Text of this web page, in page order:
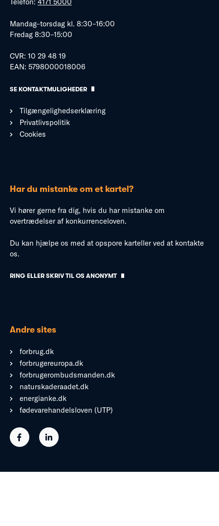
Mandag–torsdag kl. 8:30–16:00
Fredag 8:30–15:00
CVR: 10 29 48 19
EAN: 5798000018006
SE KONTAKTMULIGHEDER
Tilgængelighedserklæring
Privatlivspolitik
Cookies
Har du mistanke om et kartel?
Vi hører gerne fra dig, hvis du har mistanke om
overtrædelser af konkurrenceloven.
Du kan hjælpe os med at opspore karteller ved at kontakte
os.
RING ELLER SKRIV TIL OS ANONYMT
Andre sites
forbrug.dk
forbrugereuropa.dk
forbrugerombudsmanden.dk
naturskaderaadet.dk
energianke.dk
fødevarehandelsloven (UTP)